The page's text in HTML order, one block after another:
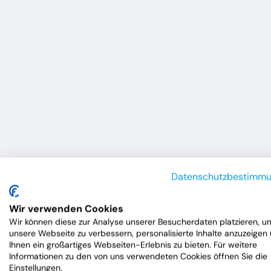
Wir verwenden Cookies
Wir können diese zur Analyse unserer Besucherdaten platzieren,
unsere Webseite zu verbessern, personalisierte Inhalte anzuzeigen
Ihnen ein großartiges Webseiten-Erlebnis zu bieten. Für weitere
Informationen zu den von uns verwendeten Cookies öffnen Sie die
Einstellungen.